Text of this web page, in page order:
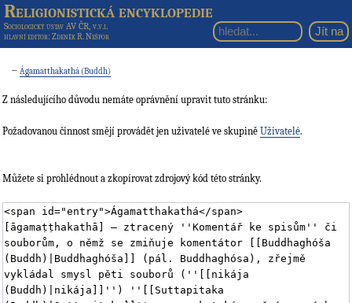
Religionistická encyklopedie
Sociologický ústav AV ČR, v.v.i.
hlavní editor: Zdeněk R. Nešpor
←Ágamatthakathá (Buddh)
Z následujícího důvodu nemáte oprávnění upravit tuto stránku:
Požadovanou činnost smějí provádět jen uživatelé ve skupině Uživatelé.
Můžete si prohlédnout a zkopírovat zdrojový kód této stránky.